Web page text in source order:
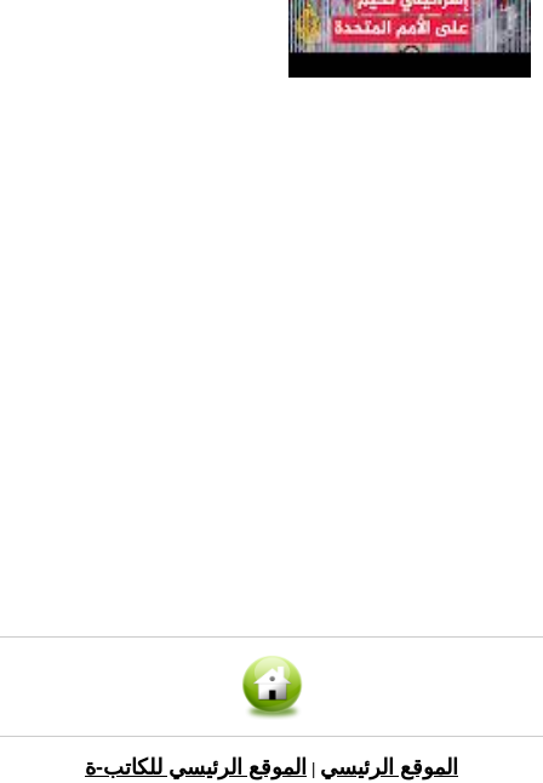
الموقع الرئيسي الموقع الرئيسي للكاتب-ة